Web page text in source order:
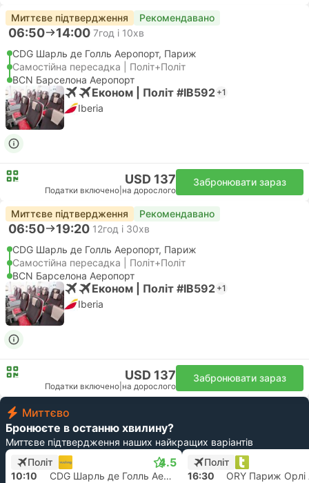
Миттєве підтвердження Рекомендавано
06:50 14:00 7год і 10хв
CDG Шарль де Голль Аеропорт, Париж
Самостійна пересадка | Політ+Політ
BCN Барселона Аеропорт
Економ | Політ #IB592 +1
Iberia
USD 137
Податки включено на дорослого
Забронювати зараз
Миттєве підтвердження Рекомендавано
06:50 19:20 12год і 30хв
CDG Шарль де Голль Аеропорт, Париж
Самостійна пересадка | Політ+Політ
BCN Барселона Аеропорт
Економ | Політ #IB592 +1
Iberia
USD 137
Податки включено на дорослого
Забронювати зараз
Миттєво
Бронюєте в останню хвилину?
Миттєве підтвердження наших найкращих варіантів
Політ
4.5
10:10 CDG Шарль де Голль Аеропорт, Париж
Політ
16:30
ORY Париж Орлі